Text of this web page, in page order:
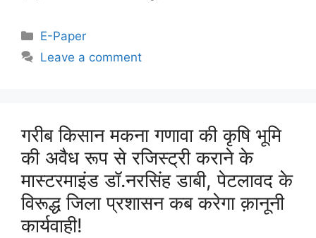
E-Paper
Leave a comment
गरीब किसान मकना गणावा की कृषि भूमि
की अवैध रूप से रजिस्ट्री कराने के
मास्टरमाइंड डॉ.नरसिंह डाबी, पेटलावद के
विरूद्ध जिला प्रशासन कब करेगा क़ानूनी
कार्यवाही!